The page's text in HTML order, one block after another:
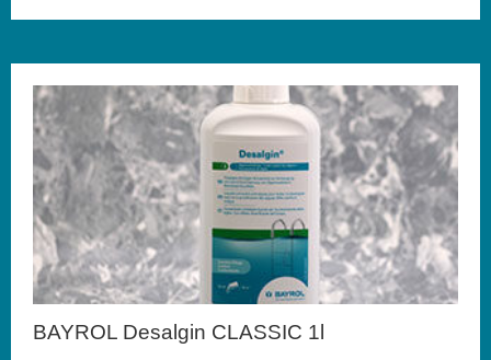
BAYROL Desalgin CLASSIC 1l